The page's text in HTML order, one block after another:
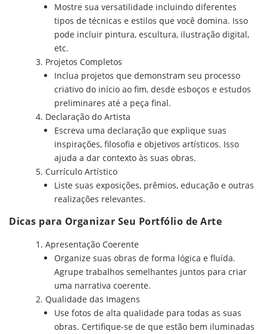
Mostre sua versatilidade incluindo diferentes
tipos de técnicas e estilos que você domina. Isso
pode incluir pintura, escultura, ilustração digital,
etc.
Projetos Completos
Inclua projetos que demonstram seu processo
criativo do início ao fim, desde esboços e estudos
preliminares até a peça final.
Declaração do Artista
Escreva uma declaração que explique suas
inspirações, filosofia e objetivos artísticos. Isso
ajuda a dar contexto às suas obras.
Currículo Artístico
Liste suas exposições, prêmios, educação e outras
realizações relevantes.
Dicas para Organizar Seu Portfólio de Arte
Apresentação Coerente
Organize suas obras de forma lógica e fluída.
Agrupe trabalhos semelhantes juntos para criar
uma narrativa coerente.
Qualidade das Imagens
Use fotos de alta qualidade para todas as suas
obras. Certifique-se de que estão bem iluminadas